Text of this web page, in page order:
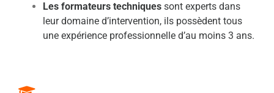
Les formateurs techniquessont experts dans
leur domaine d’intervention, ils possèdent tous
une expérience professionnelle d’au moins 3 ans.